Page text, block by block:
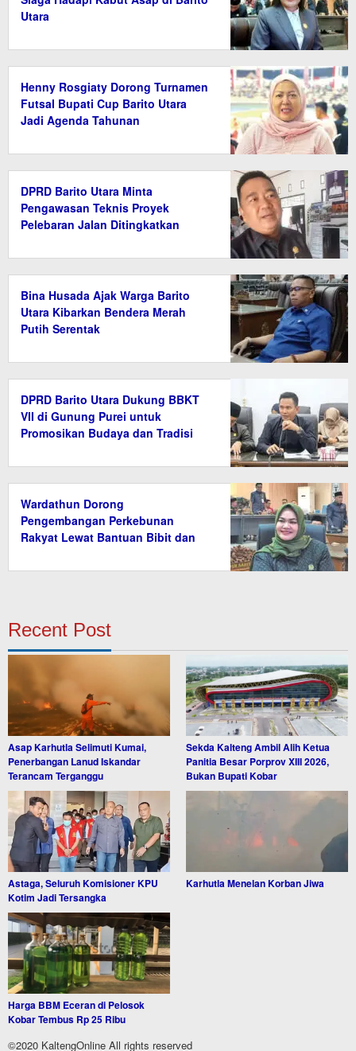
Utara
Henny Rosgiaty Dorong Turnamen
Futsal Bupati Cup Barito Utara
Jadi Agenda Tahunan
DPRD Barito Utara Minta
Pengawasan Teknis Proyek
Pelebaran Jalan Ditingkatkan
Bina Husada Ajak Warga Barito
Utara Kibarkan Bendera Merah
Putih Serentak
DPRD Barito Utara Dukung BBKT
VII di Gunung Purei untuk
Promosikan Budaya dan Tradisi
Wardathun Dorong
Pengembangan Perkebunan
Rakyat Lewat Bantuan Bibit dan
Recent Post
Asap Karhutla Selimuti Kumai,
Penerbangan Lanud Iskandar
Terancam Terganggu
Sekda Kalteng Ambil Alih Ketua
Panitia Besar Porprov XIII 2026,
Bukan Bupati Kobar
Astaga, Seluruh Komisioner KPU
Kotim Jadi Tersangka
Karhutla Menelan Korban Jiwa
Harga BBM Eceran di Pelosok
Kobar Tembus Rp 25 Ribu
©2020 KaltengOnline All rights reserved